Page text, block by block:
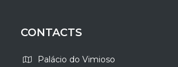
CONTACTS
Palácio do Vimioso